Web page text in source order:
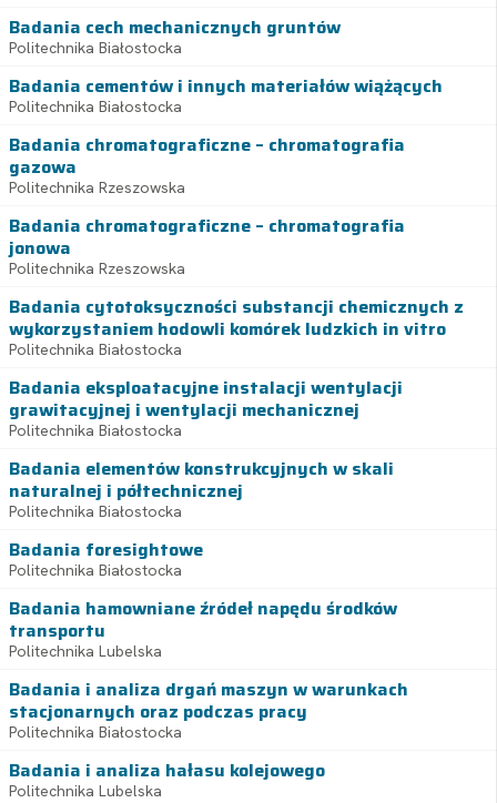
Badania cech mechanicznych gruntów
Politechnika Białostocka
Badania cementów i innych materiałów wiążących
Politechnika Białostocka
Badania chromatograficzne – chromatografia
gazowa
Politechnika Rzeszowska
Badania chromatograficzne – chromatografia
jonowa
Politechnika Rzeszowska
Badania cytotoksyczności substancji chemicznych z
wykorzystaniem hodowli komórek ludzkich in vitro
Politechnika Białostocka
Badania eksploatacyjne instalacji wentylacji
grawitacyjnej i wentylacji mechanicznej
Politechnika Białostocka
Badania elementów konstrukcyjnych w skali
naturalnej i półtechnicznej
Politechnika Białostocka
Badania foresightowe
Politechnika Białostocka
Badania hamowniane źródeł napędu środków
transportu
Politechnika Lubelska
Badania i analiza drgań maszyn w warunkach
stacjonarnych oraz podczas pracy
Politechnika Białostocka
Badania i analiza hałasu kolejowego
Politechnika Lubelska